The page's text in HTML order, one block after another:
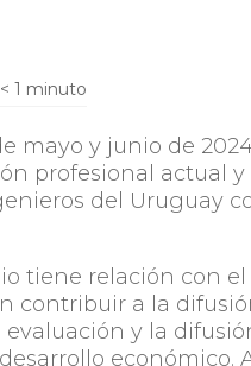
< 1 minuto
mayo y junio de
profesional actual
del Uruguay
tiene relación con
contribuir a la
evaluación y la